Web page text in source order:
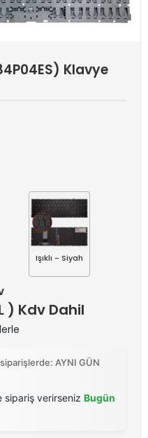
Klavye
Işıklı - Siyah
) Kdv Dahil
AYNI GÜN
verirseniz Bugün